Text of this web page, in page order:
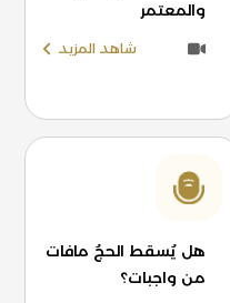
والمعتمر
شاهد المزيد
هل يُسقط الحجُ مافات
من واجبات؟